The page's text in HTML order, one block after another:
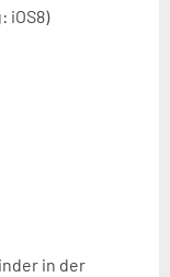
iOS8)
in der